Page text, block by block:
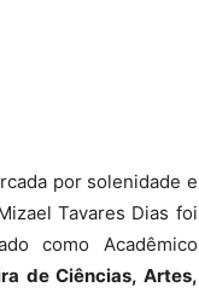
por solenidade e
Tavares Dias foi
como Acadêmico
de Ciências, Artes,